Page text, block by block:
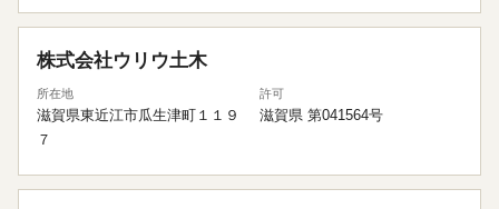
株式会社ウリウ土木
所在地
滋賀県東近江市瓜生津町１１９
７
許可
滋賀県 第041564号